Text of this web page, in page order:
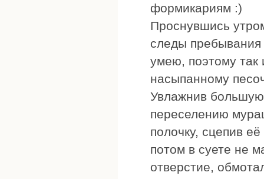
формикариям :)
Проснувшись
следы пребывания
умею, поэтому так
насыпанному
Увлажнив большую
переселению
полочку, сцепив
потом в суете не
отверстие,